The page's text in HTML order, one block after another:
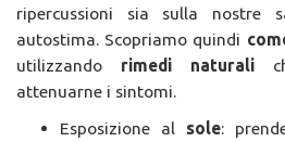
ripercussioni sia sulla nostre
autostima. Scopriamo quindi
utilizzando rimedi naturali
attenuarne i sintomi.
Esposizione al sole: